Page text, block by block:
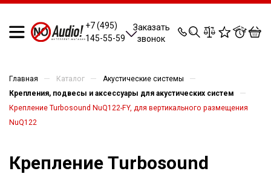
+7 (495)
145-55-59
Заказать
звонок
0 0 0 0
Главная — Каталог — Акустические системы —
Крепления, подвесы и аксессуары для акустических систем —
Крепление Turbosound NuQ122-FY, для вертикального размещения
NuQ122
Крепление Turbosound